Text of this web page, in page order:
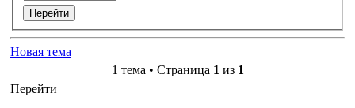
Новая тема
1 тема • Страница 1 из 1
Перейти